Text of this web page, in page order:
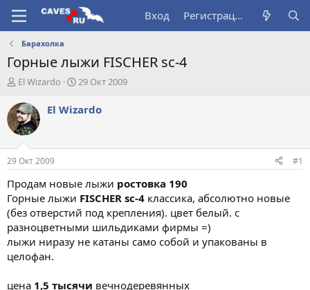
Вход Регистрация
Барахолка
Горные лыжи FISCHER sc-4
А
т
о
р
т
е
м
ы
El Wizardo
Д
т
а
л
а
29 Окт 2009
El Wizardo
29 Окт 2009 #1
Продам новые лыжи ростовка 190
Горные лыжи FISCHER sc-4 классика, абсолютно новые
(без отверстий под крепления). цвет белый. с
разноцветными шильдиками фирмы =)
лыжи ниразу не катаны само собой и упакованы в
целофан.
цена 1,5 тысячи вечнодеревянных